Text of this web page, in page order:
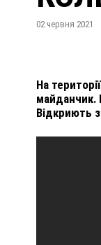
02 червня 2021
На
майданчик.
Відкриють